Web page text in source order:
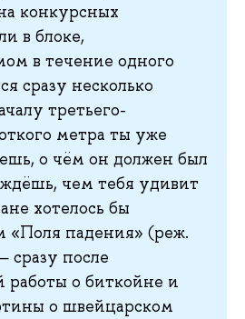
конкурсных
в блоке,
в течение одного
сразу несколько
третьего-
метра ты уже
о чём он должен был
чем тебя удивит
хотелось бы
«Поля падения» (реж.
сразу после
работы о биткойне и
о швейцарском